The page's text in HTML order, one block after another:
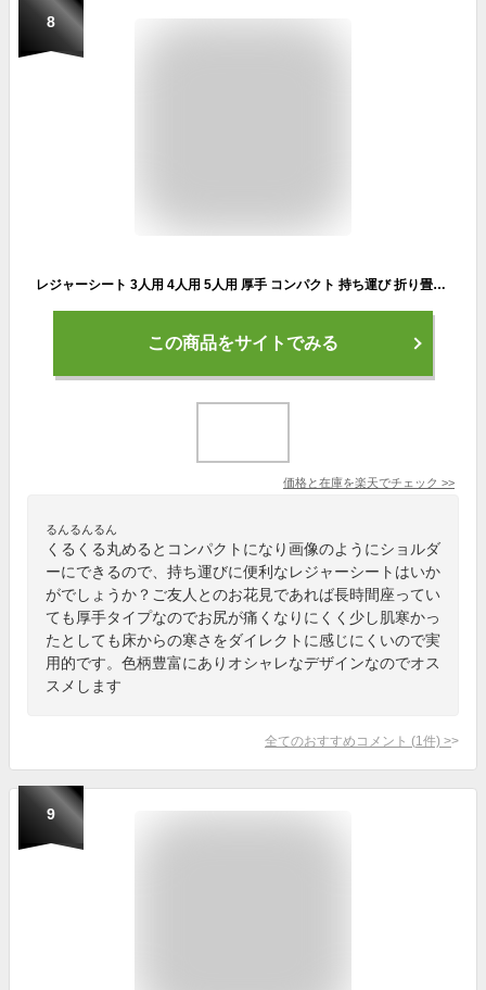
8
レジャーシート 3人用 4人用 5人用 厚手 コンパクト 持ち運び 折り畳み ピクニックルレジャーシートLサイズ 広い おしゃれ かわいい 肩かけ ピクニック 運動会 遠足 レジャー 丸和貿易
この商品をサイトでみる
価格と在庫を楽天でチェック >>
るんるんるん
くるくる丸めるとコンパクトになり画像のようにショルダ
ーにできるので、持ち運びに便利なレジャーシートはいか
がでしょうか？ご友人とのお花見であれば長時間座ってい
ても厚手タイプなのでお尻が痛くなりにくく少し肌寒かっ
たとしても床からの寒さをダイレクトに感じにくいので実
用的です。色柄豊富にありオシャレなデザインなのでオス
スメします
全てのおすすめコメント (1 件) >
9